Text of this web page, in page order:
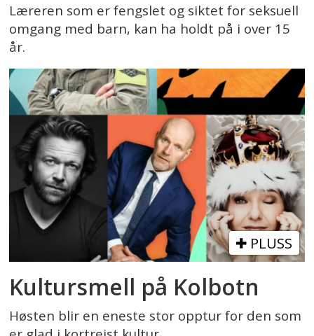
Læreren som er fengslet og siktet for seksuell
omgang med barn, kan ha holdt på i over 15
år.
PLUSS
Kultursmell på Kolbotn
Høsten blir en eneste stor opptur for den som